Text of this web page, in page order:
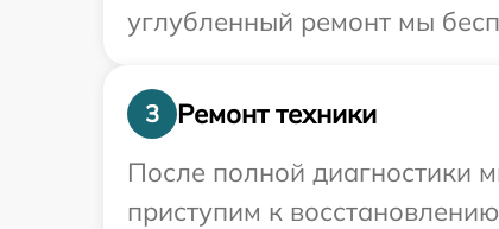
углубленный ремонт мы
3
Ремонт техники
После полной диагностики
приступим к